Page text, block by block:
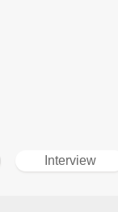
Interview